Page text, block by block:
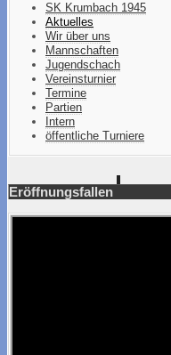
SK Krumbach 1945
Aktuelles
Wir über uns
Mannschaften
Jugendschach
Vereinsturnier
Termine
Partien
Intern
öffentliche Turniere
Eröffnungsfallen